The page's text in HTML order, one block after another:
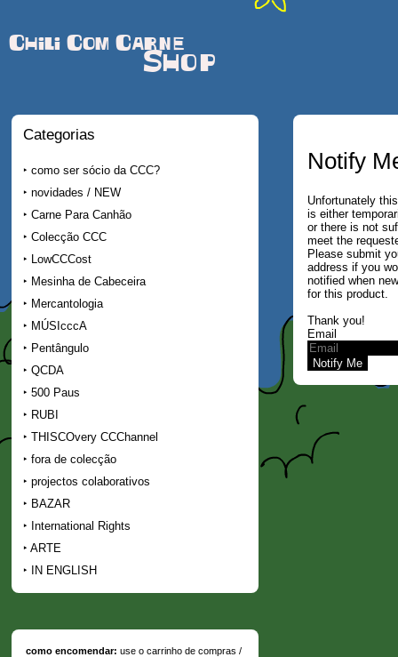
Chili Com Carne
Shop
Categorias
como ser sócio da CCC?
novidades / NEW
Carne Para Canhão
Colecção CCC
LowCCCost
Mesinha de Cabeceira
Mercantologia
MÚSIcccA
Pentângulo
QCDA
500 Paus
RUBI
THISCOvery CCChannel
fora de colecção
projectos colaborativos
BAZAR
International Rights
ARTE
IN ENGLISH
como encomendar: use o carrinho de compras /
Notify
Unfortunately
is either
or there is not
meet the
Please submit
address if you
notified when
for this product.
Thank you!
Email